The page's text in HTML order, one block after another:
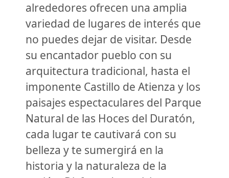
alrededores ofrecen una amplia
variedad de lugares de interés que
no puedes dejar de visitar. Desde
su encantador pueblo con su
arquitectura tradicional, hasta el
imponente Castillo de Atienza y los
paisajes espectaculares del Parque
Natural de las Hoces del Duratón,
cada lugar te cautivará con su
belleza y te sumergirá en la
historia y la naturaleza de la